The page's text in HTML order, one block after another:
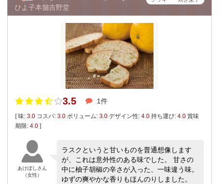
ひよ子本舗吉野堂
3.5 1件
[ 味: 3.0 コスパ: 3.0 ボリューム: 3.0 デザイン性: 4.0 持ち運び: 4.0 賞味
期限: 4.0 ]
あけぼしさん
（女性）
ラスクというと甘いものを普通想像します
が、これは意外性のある味でした。 甘さの
中に柚子胡椒の辛さが入った、一味違う味。
ゆずの爽やかな香りもほんのりしました。